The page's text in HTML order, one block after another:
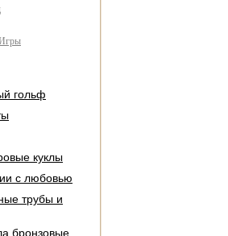
гольф
куклы
с любовью
трубы и
бронзовые